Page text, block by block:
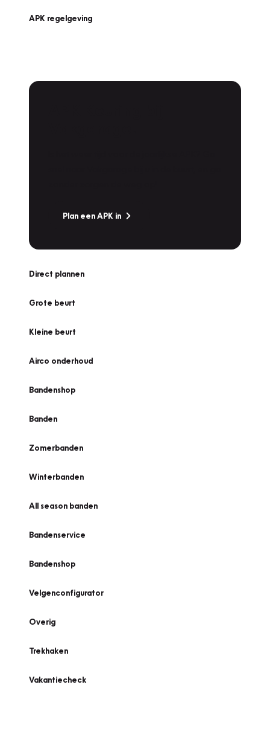
APK regelgeving
Plan een APK in
Direct plannen
Grote beurt
Kleine beurt
Airco onderhoud
Bandenshop
Banden
Zomerbanden
Winterbanden
All season banden
Bandenservice
Bandenshop
Velgenconfigurator
Overig
Trekhaken
Vakantiecheck